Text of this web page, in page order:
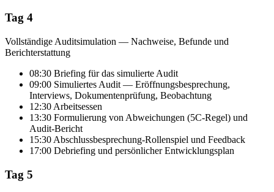
Tag 4
Vollständige Auditsimulation — Nachweise, Befunde und
Berichterstattung
08:30 Briefing für das simulierte Audit
09:00 Simuliertes Audit — Eröffnungsbesprechung,
Interviews, Dokumentenprüfung, Beobachtung
12:30 Arbeitsessen
13:30 Formulierung von Abweichungen (5C-Regel) und
Audit-Bericht
15:30 Abschlussbesprechung-Rollenspiel und Feedback
17:00 Debriefing und persönlicher Entwicklungsplan
Tag 5